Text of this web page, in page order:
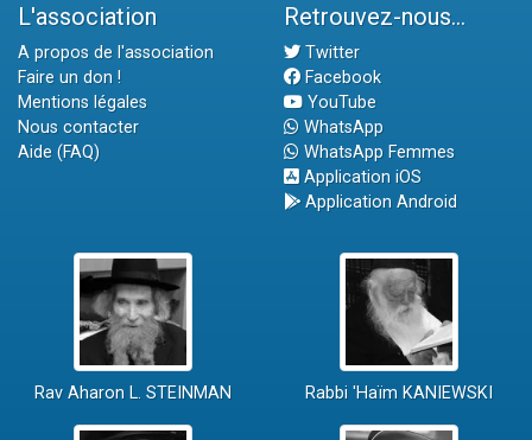
L'association
A propos de l'association
Faire un don !
Mentions légales
Nous contacter
Aide (FAQ)
Retrouvez-nous...
Twitter
Facebook
YouTube
WhatsApp
WhatsApp Femmes
Application iOS
Application Android
Rav Aharon L. STEINMAN Rabbi 'Haïm KANIEWSKI